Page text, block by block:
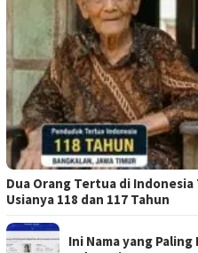
Dua Orang Tertua di
Usianya 118 dan 117 Tahun
Ini Nama yang